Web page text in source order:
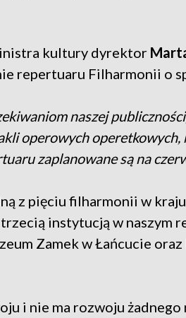
kultury dyrektor
repertuaru Filharmonii o
naszej
operowych operetkowych,
zaplanowane są na
z pięciu filharmonii w
instytucją w naszym
Zamek w Łańcucie
i nie ma rozwoju żadnego